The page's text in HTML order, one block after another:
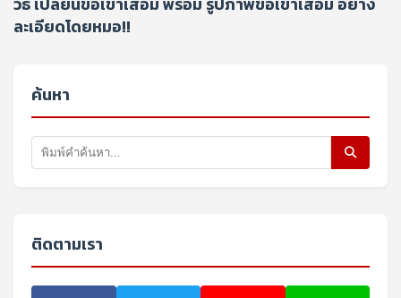
ละเอียดโดยหมอ!!
ค้นหา
ติดตามเรา